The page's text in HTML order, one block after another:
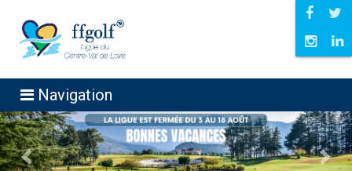
Navigation
Précédent